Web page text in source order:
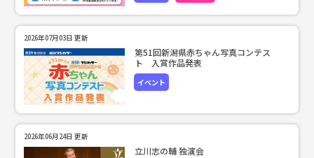
第51回新潟県赤ちゃん写真コンテス
ト 入賞作品発表
イベント
2026年07月03日 更新
立川志の輔 独演会
2026年06月24日 更新